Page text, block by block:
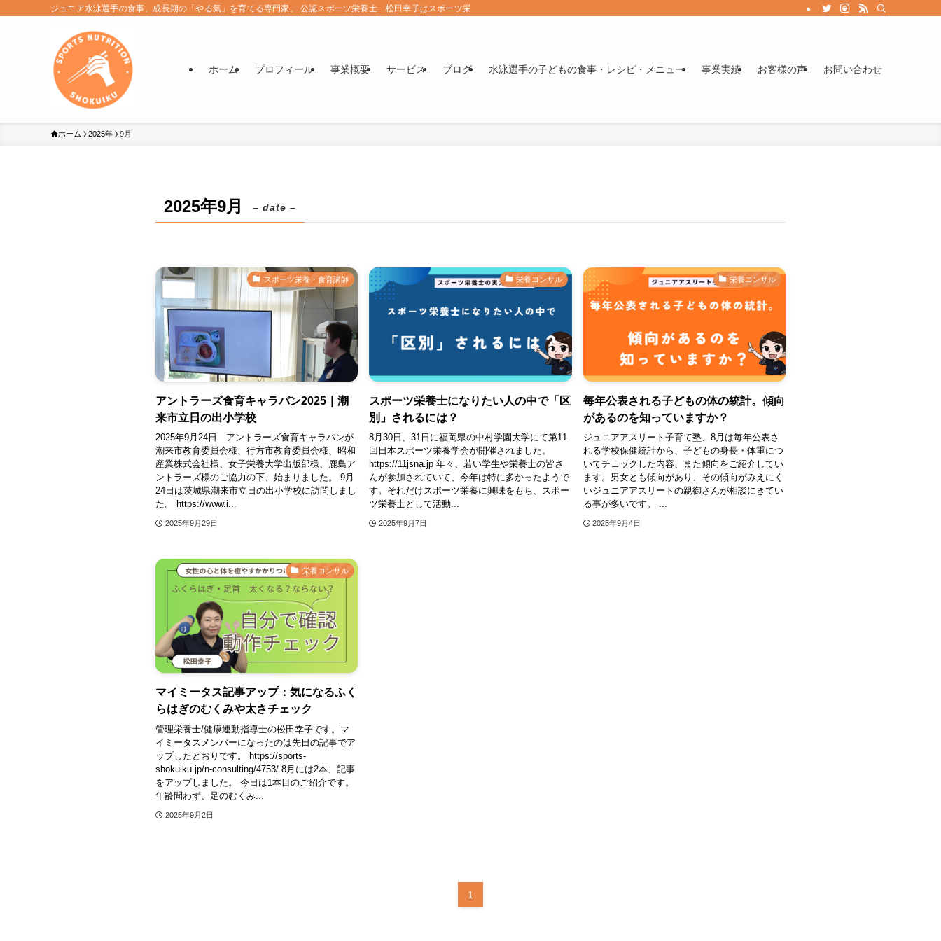
ジュニア水泳選手の食事、成長期の「やる気」を育てる専門家。 公認スポーツ栄養士 松田幸子はスポーツ栄養学をメインに子どもと家族の夢を叶えます。競泳めし著者。
ホーム プロフィール 事業概要 サービス ブログ 水泳選手の子どもの食事・レシピ・メニュー 事業実績 お客様の声 お問い合わせ
ホーム 2025年 9月
2025年9月 – date –
スポーツ栄養・食育講師
アントラーズ食育キャラバン2025｜潮
来市立日の出小学校
2025年9月24日 アントラーズ食育キャラバンが
潮来市教育委員会様、行方市教育委員会様、昭和
産業株式会社様、女子栄養大学出版部様、鹿島ア
ントラーズ様のご協力の下、始まりました。 9月
24日は茨城県潮来市立日の出小学校に訪問しまし
た。 https://www.i...
2025年9月29日
栄養コンサル
スポーツ栄養士になりたい人の中で「区
別」されるには？
8月30日、31日に福岡県の中村学園大学にて第11
回日本スポーツ栄養学会が開催されました。
https://11jsna.jp 年々、若い学生や栄養士の皆さ
んが参加されていて、今年は特に多かったようで
す。それだけスポーツ栄養に興味をもち、スポー
ツ栄養士として活動...
2025年9月7日
栄養コンサル
毎年公表される子どもの体の統計。傾向
があるのを知っていますか？
ジュニアアスリート子育て塾、8月は毎年公表さ
れる学校保健統計から、子どもの身長・体重につ
いてチェックした内容、また傾向をご紹介してい
ます。男女とも傾向があり、その傾向がみえにく
いジュニアアスリートの親御さんが相談にきてい
る事が多いです。 ...
2025年9月4日
栄養コンサル
マイミータス記事アップ：気になるふく
らはぎのむくみや太さチェック
管理栄養士/健康運動指導士の松田幸子です。マ
イミータスメンバーになったのは先日の記事でア
ップしたとおりです。 https://sports-
shokuiku.jp/n-consulting/4753/ 8月には2本、記事
をアップしました。 今日は1本目のご紹介です。
年齢問わず、足のむくみ...
2025年9月2日
1